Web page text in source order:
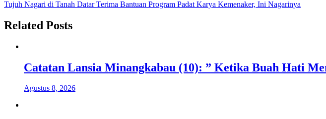
pos
Tujuh Nagari di Tanah Datar Terima Bantuan Program Padat Karya Kemenaker, Ini Nagarinya
Related Posts
Catatan Lansia Minangkabau (10): ” Ketika Buah Hati
Agustus 8, 2026